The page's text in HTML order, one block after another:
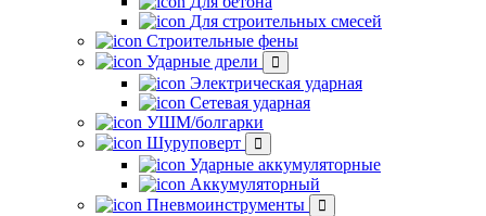
Для строительных смесей
Строительные фены
Ударные дрели
Электрическая ударная
Сетевая ударная
УШМ/болгарки
Шуруповерт
Ударные аккумуляторные
Аккумуляторный
Пневмоинструменты